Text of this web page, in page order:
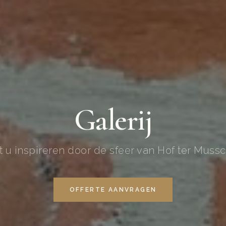
Galerij
u inspireren door de sfeer van Hof ter
OFFERTE AANVRAGEN